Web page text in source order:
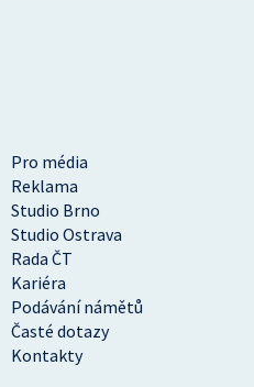
Pro média
Reklama
Studio Brno
Studio Ostrava
Rada ČT
Kariéra
Podávání námětů
Časté dotazy
Kontakty